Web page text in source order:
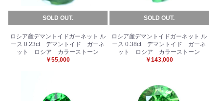
SOLD OUT.
ロシア産デマントイドガーネット ル
ース 0.23ct デマントイド ガーネ
ット ロシア カラーストーン
￥55,000
SOLD OUT.
ロシア産デマントイドガーネット ル
ース 0.38ct デマントイド ガーネ
ット ロシア カラーストーン
￥143,000